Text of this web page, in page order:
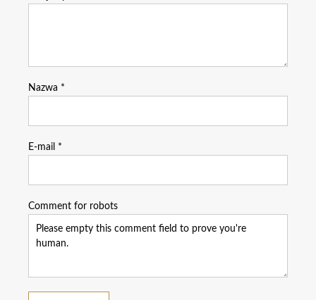
Nazwa *
E-mail *
Comment for robots